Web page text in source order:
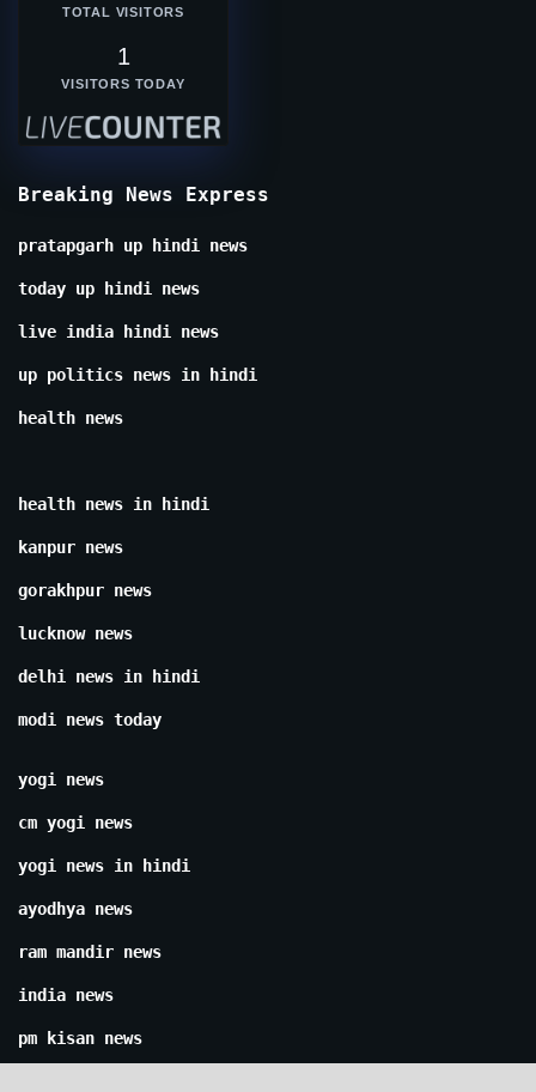
TOTAL VISITORS
1
VISITORS TODAY
Breaking News Express
pratapgarh up hindi news
today up hindi news
live india hindi news
up politics news in hindi
health news
health news in hindi
kanpur news
gorakhpur news
lucknow news
delhi news in hindi
modi news today
yogi news
cm yogi news
yogi news in hindi
ayodhya news
ram mandir news
india news
pm kisan news